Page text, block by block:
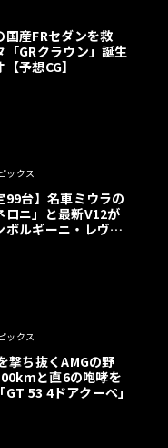
国産FRセダンを救
「GRクラウン」誕生
予想CG】
ックス
99台】名車ミウラの
ロニ」と最新V12が
ボルギーニ・レヴエ
年記念車が登場
ックス
撃ち抜くAMGの野
と直6の咆哮を
53 4ドアクーペ」